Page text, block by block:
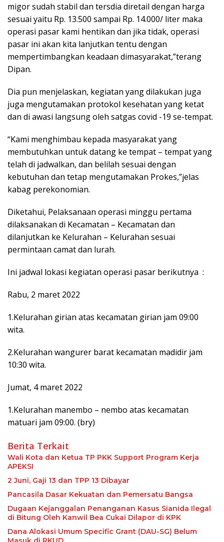
migor sudah stabil dan tersdia diretail dengan harga
sesuai yaitu Rp. 13.500 sampai Rp. 14.000/ liter maka
operasi pasar kami hentikan dan jika tidak, operasi
pasar ini akan kita lanjutkan tentu dengan
mempertimbangkan keadaan dimasyarakat,”terang
Dipan.
Dia pun menjelaskan, kegiatan yang dilakukan juga
juga mengutamakan protokol kesehatan yang ketat
dan di awasi langsung oleh satgas covid -19 se-tempat.
“Kami menghimbau kepada masyarakat yang
membutuhkan untuk datang ke tempat – tempat yang
telah di jadwalkan, dan belilah sesuai dengan
kebutuhan dan tetap mengutamakan Prokes,”jelas
kabag perekonomian.
Diketahui, Pelaksanaan operasi minggu pertama
dilaksanakan di Kecamatan – Kecamatan dan
dilanjutkan ke Kelurahan – Kelurahan sesuai
permintaan camat dan lurah.
Ini jadwal lokasi kegiatan operasi pasar berikutnya :
Rabu, 2 maret 2022
1.Kelurahan girian atas kecamatan girian jam 09:00
wita.
2.Kelurahan wangurer barat kecamatan madidir jam
10:30 wita.
Jumat, 4 maret 2022
1.Kelurahan manembo – nembo atas kecamatan
matuari jam 09:00. (bry)
Berita Terkait
Wali Kota dan Ketua TP PKK Support Program Kerja
APEKSI
2 Juni, Gaji 13 dan TPP 13 Dibayar
Pancasila Dasar Kekuatan dan Pemersatu Bangsa
Dugaan Kejanggalan Penanganan Kasus Sianida Ilegal
di Bitung Oleh Kanwil Bea Cukai Dilapor di KPK
Dana Alokasi Umum Specific Grant (DAU-SG) Belum